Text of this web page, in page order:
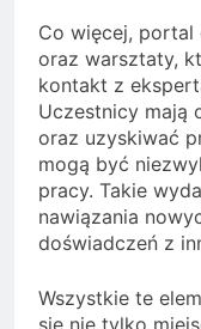
Co więcej, portal
oraz warsztaty,
kontakt z
Uczestnicy mają
oraz uzyskiwać
mogą być
pracy. Takie
nawiązania
doświadczeń z
Wszystkie te
się nie tylko